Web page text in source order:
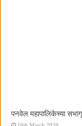
पनवेल महापालिकेच्या